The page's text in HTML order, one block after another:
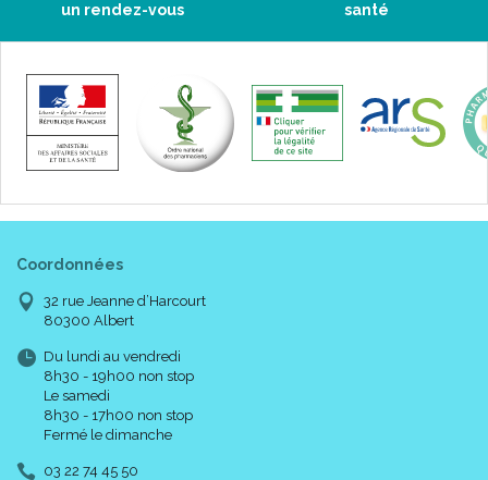
un rendez-vous
santé
Coordonnées
32 rue Jeanne d’Harcourt
80300 Albert
Du lundi au vendredi
8h30 - 19h00 non stop
Le samedi
8h30 - 17h00 non stop
Fermé le dimanche
03 22 74 45 50